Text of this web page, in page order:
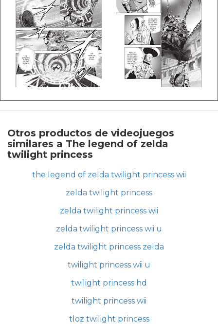
Otros productos de videojuegos
similares a The legend of zelda
twilight princess
the legend of zelda twilight princess wii
zelda twilight princess
zelda twilight princess wii
zelda twilight princess wii u
zelda twilight princess zelda
twilight princess wii u
twilight princess hd
twilight princess wii
tloz twilight princess